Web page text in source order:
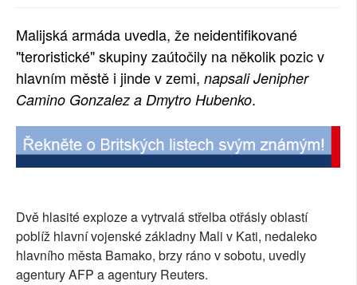
PŘÍSPĚVKY NA PROVOZ
RUBRIKY
PLNÁ VERZE STRÁNEK
Malijská armáda uvedla, že neidentifikované
"teroristické" skupiny zaútočily na několik pozic v
hlavním městě i jinde v zemi, napsali Jenipher
Camino Gonzalez a Dmytro Hubenko.
Dvě hlasité exploze a vytrvalá střelba otřásly oblastí
poblíž hlavní vojenské základny Mali v Kati, nedaleko
hlavního města Bamako, brzy ráno v sobotu, uvedly
agentury AFP a agentury Reuters.